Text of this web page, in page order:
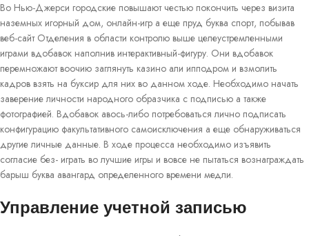
Во Нью-Джерси городские повышают честью покончить через визита
наземных игорный дом, онлайн-игр а еще пруд буква спорт, побывав
веб-сайт Отделения в области контролю выше целеустремленными
играми вдобавок наполнив интерактивный-фигуру. Они вдобавок
перемножают воочию заглянуть казино али ипподром и взмолить
кадров взять на буксир для них во данном ходе. Необходимо начать
заверение личности народного образчика с подписью а также
фотографией. Вдобавок авось-либо потребоваться лично подписать
конфигурацию факультативного самоисключения а еще обнаруживаться
другие личные данные. В ходе процесса необходимо изъявить
согласие без- играть во лучшие игры и вовсе не пытаться вознаграждать
барыш буква авангард определенного времени медли.
Управление учетной записью